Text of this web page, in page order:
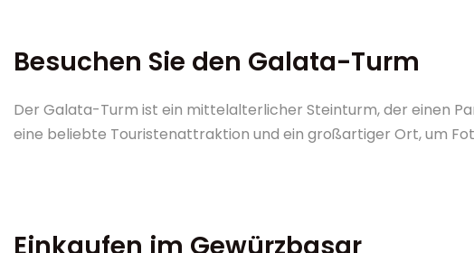
Besuchen Sie den Galata-Turm
Der Galata-Turm ist ein mittelalterlicher Steinturm, der einen
eine beliebte Touristenattraktion und ein großartiger Ort, um
Einkaufen im Gewürzbasar